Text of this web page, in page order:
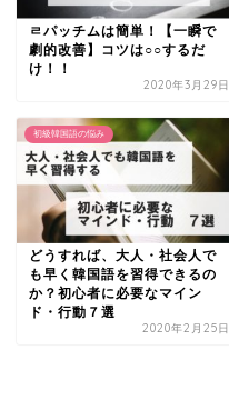
ㄹパッチムは簡単！【一瞬で
劇的改善】コツは○○するだ
け！！
2020年3月29日
初級韓国語の悩み
どうすれば、大人・社会人で
も早く韓国語を習得できるの
か？初心者に必要なマイン
ド・行動７選
2020年2月25日